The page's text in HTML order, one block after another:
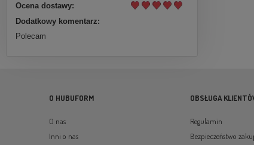
Ocena dostawy:
Dodatkowy komentarz:
Polecam
O HUBUFORM
O nas
Inni o nas
OBSŁUGA
Regulamin
Bezpieczeństwo